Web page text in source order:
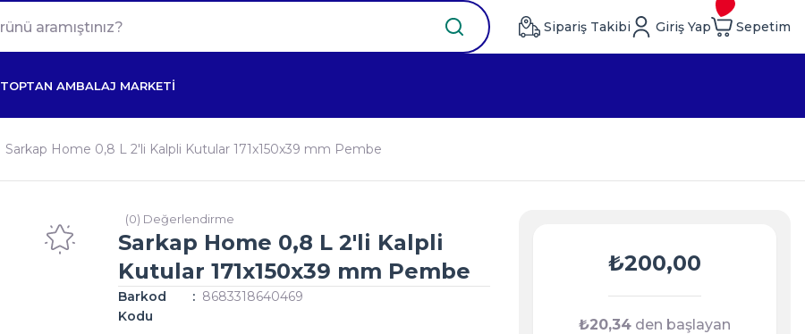
Sipariş Takibi Giriş Yap Sepetim
TOPTAN AMBALAJ MARKETİ
Sarkap Home 0,8 L 2'li Kalpli Kutular 171x150x39 mm Pembe
(0) Değerlendirme
Sarkap Home 0,8 L 2'li Kalpli
Kutular 171x150x39 mm Pembe
Barkod
Kodu
8683318640469
₺200,00
₺20,34 den başlayan